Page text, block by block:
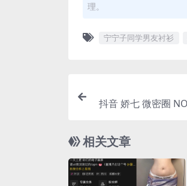
理。
宁宁子同学男友衬衫
抖音 娇七 微密圈 NO.014期 【23P】最新至：20
相关文章